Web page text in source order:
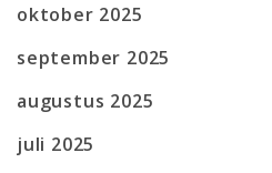
oktober 2025
september 2025
augustus 2025
juli 2025